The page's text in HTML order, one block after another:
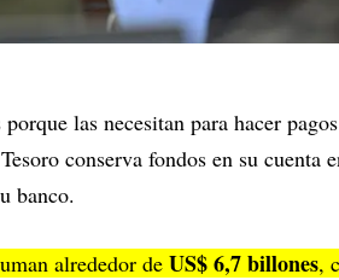
las necesitan para hacer
conserva fondos en su cuenta
banco.
alrededor de US$ 6,7 billones,